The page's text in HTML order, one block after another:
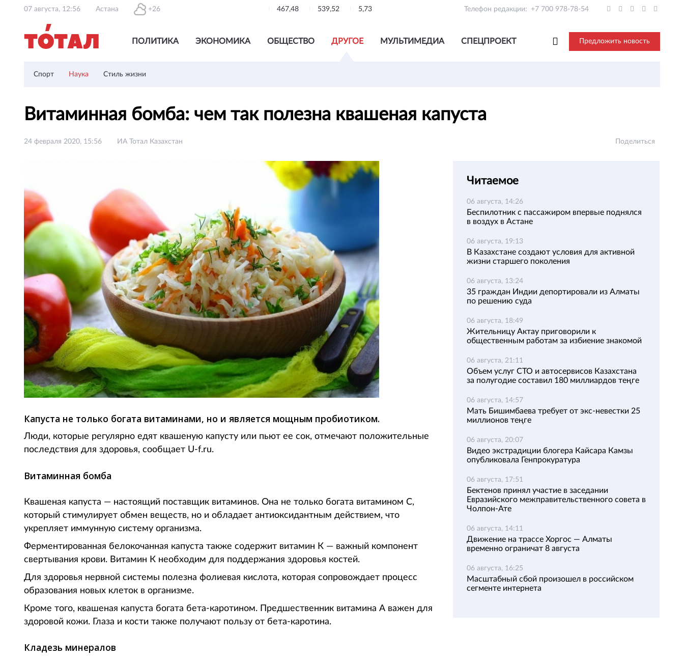
07 августа, 12:56 Астана +26 467,48 539,52 5,73 Телефон редакции: +7 700 978-78-54
ПОЛИТИКА ЭКОНОМИКА ОБЩЕСТВО ДРУГОЕ МУЛЬТИМЕДИА СПЕЦПРОЕКТ Предложить новость
Спорт Наука Стиль жизни
Витаминная бомба: чем так полезна квашеная капуста
24 февраля 2020, 15:56 ИА Тотал Казахстан Поделиться
Капуста не только богата витаминами, но и является мощным пробиотиком.
Люди, которые регулярно едят квашеную капусту или пьют ее сок, отмечают положительные
последствия для здоровья, сообщает U-f.ru.
Витаминная бомба
Квашеная капуста — настоящий поставщик витаминов. Она не только богата витамином С,
который стимулирует обмен веществ, но и обладает антиоксидантным действием, что
укрепляет иммунную систему организма.
Ферментированная белокочанная капуста также содержит витамин К — важный компонент
свертывания крови. Витамин К необходим для поддержания здоровья костей.
Для здоровья нервной системы полезна фолиевая кислота, которая сопровождает процесс
образования новых клеток в организме.
Кроме того, квашеная капуста богата бета-каротином. Предшественник витамина А важен для
здоровой кожи. Глаза и кости также получают пользу от бета-каротина.
Кладезь минералов
Читаемое
06 августа, 14:26
Беспилотник с пассажиром впервые поднялся
в воздух в Астане
06 августа, 19:13
В Казахстане создают условия для активной
жизни старшего поколения
06 августа, 13:24
35 граждан Индии депортировали из Алматы
по решению суда
06 августа, 18:49
Жительницу Актау приговорили к
общественным работам за избиение знакомой
06 августа, 21:11
Объем услуг СТО и автосервисов Казахстана
за полугодие составил 180 миллиардов теңге
06 августа, 14:57
Мать Бишимбаева требует от экс-невестки 25
миллионов теңге
06 августа, 20:07
Видео экстрадиции блогера Кайсара Камзы
опубликовала Генпрокуратура
06 августа, 17:51
Бектенов принял участие в заседании
Евразийского межправительственного совета в
Чолпон-Ате
06 августа, 14:11
Движение на трассе Хоргос — Алматы
временно ограничат 8 августа
06 августа, 16:25
Масштабный сбой произошел в российском
сегменте интернета